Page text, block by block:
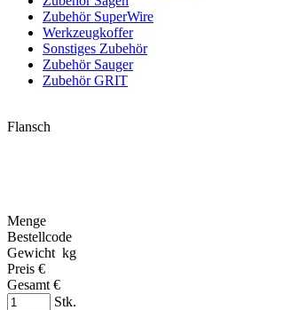
Zubehör SuperWire
Werkzeugkoffer
Sonstiges Zubehör
Zubehör Sauger
Zubehör GRIT
Flansch
Menge
Bestellcode
Gewicht kg
Preis €
Gesamt €
Stk.